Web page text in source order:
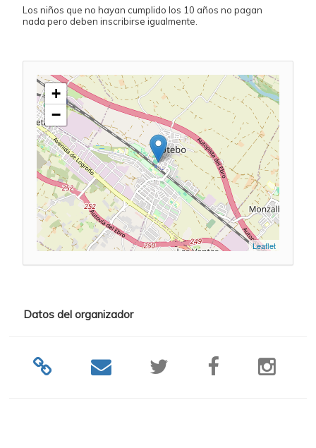
Los niños que no hayan cumplido los 10 años no pagan
nada pero deben inscribirse igualmente.
+
−
Leaflet
Datos del organizador